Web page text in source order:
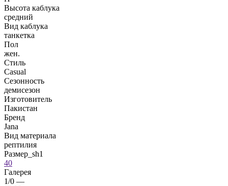
Высота каблука
средний
Вид каблука
танкетка
Пол
жен.
Стиль
Casual
Сезонность
демисезон
Изготовитель
Пакистан
Бренд
Jana
Вид материала
рептилия
Размер_sh1
40
Галерея
1/0 —